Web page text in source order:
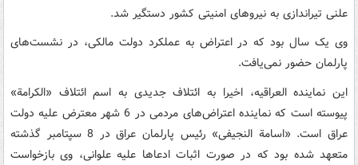
علنی تیراندازی به نیروهای امنیتی کشور دستگیر شد.
وی یک سال بود که در اعتراض به عملکرد دولت مالکی، در نشست‌های
پارلمان حضور نمی‌یافت.
این نماینده العراقیه، اخیرا به ائتلاف جدیدی به اسم ائتلاف «الکرامة»
پیوسته است که نماینده اعتراض‌های مردمی در 6 شهر معترض علیه دولت
عراق است. «اسامة النجیفی» رئیس پارلمان عراق در 8 سپتامبر گذشته
متعهد شده بود که در صورت اثبات ادعاها علیه علوانی، وی بازخواست